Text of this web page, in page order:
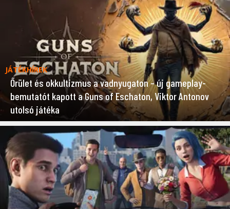
JÁTÉKHÍREK
Őrület és okkultizmus a vadnyugaton – új gameplay-
bemutatót kapott a Guns of Eschaton, Viktor Antonov
utolsó játéka